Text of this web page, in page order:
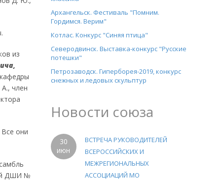
из
член
Все они
ДШИ №
Архангельск. Фестиваль "Помним.
Гордимся. Верим"
Котлас. Конкурс "Синяя птица"
Северодвинск. Выставка-конкурс "Русские
потешки"
Петрозаводск. Гиперборея-2019, конкурс
снежных и ледовых скульптур
Новости союза
30
июн
ВСТРЕЧА РУКОВОДИТЕЛЕЙ
ВСЕРОССИЙСКИХ И
МЕЖРЕГИОНАЛЬНЫХ
АССОЦИАЦИЙ МО